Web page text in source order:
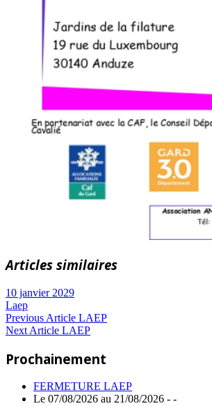
Articles similaires
10 janvier 2029
Laep
Navigation
l’article
Previous ArticlePrevious
Post:
LAEP
Next ArticleNext
LAEP
Prochainement
FERMETURE LAEP
Le 07/08/2026 au 21/08/2026 - -